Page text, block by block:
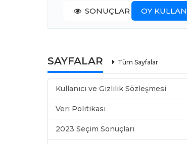
SONUÇLAR OY KULLAN
SAYFALAR Tüm Sayfalar
Kullanıcı ve Gizlilik Sözleşmesi
Veri Politikası
2023 Seçim Sonuçları